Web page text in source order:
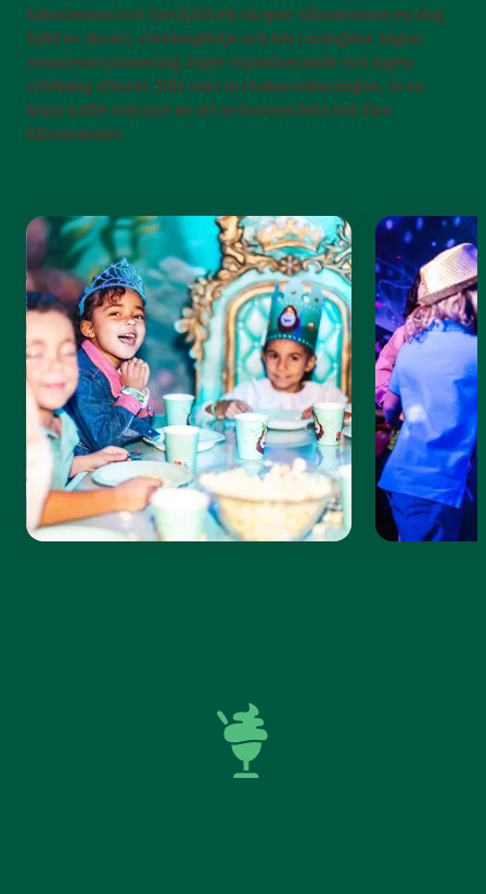
kalasteman och fartfylld lek skapar tillsammans en dag
fylld av skratt, rörelseglädje och lek i mängder. Ingen
avancerad planering, inget organiserande och ingen
städning efteråt. Kliv rakt in i kalasstämningen, ta en
kopp kaffe och njut av att se barnen leka och fira
tillsammans.